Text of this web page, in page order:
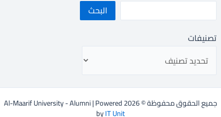
البحث
تصنيفات
جميع الحقوق محفوظة © 2026 Al-Maarif University - Alumni | Powered
byIT Unit